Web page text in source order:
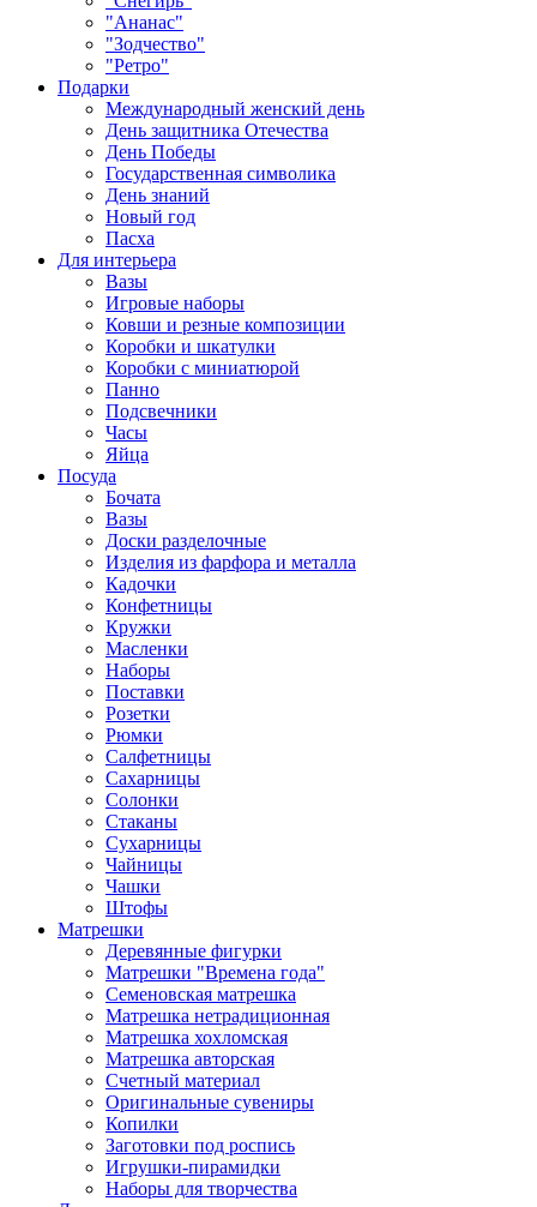
"Ананас"
"Зодчество"
"Ретро"
Подарки
Международный женский день
День защитника Отечества
День Победы
Государственная символика
День знаний
Новый год
Пасха
Для интерьера
Вазы
Игровые наборы
Ковши и резные композиции
Коробки и шкатулки
Коробки с миниатюрой
Панно
Подсвечники
Часы
Яйца
Посуда
Бочата
Вазы
Доски разделочные
Изделия из фарфора и металла
Кадочки
Конфетницы
Кружки
Масленки
Наборы
Поставки
Розетки
Рюмки
Салфетницы
Сахарницы
Солонки
Стаканы
Сухарницы
Чайницы
Чашки
Штофы
Матрешки
Деревянные фигурки
Матрешки "Времена года"
Семеновская матрешка
Матрешка нетрадиционная
Матрешка хохломская
Матрешка авторская
Счетный материал
Оригинальные сувениры
Копилки
Заготовки под роспись
Игрушки-пирамидки
Наборы для творчества